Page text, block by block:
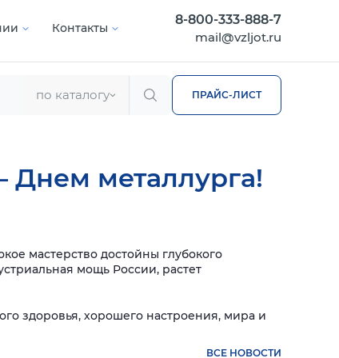
Контакты
8-800-333-888-7
mail@vzljot.ru
по каталогу ПРАЙС-ЛИСТ
Днем металлурга!
мастерство достойны глубокого
мощь России, растет
здоровья, хорошего настроения, мира и
ВСЕ НОВОСТИ